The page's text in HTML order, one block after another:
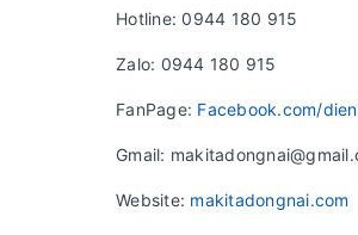
Hotline: 0944 180 915
Zalo: 0944 180 915
FanPage: Facebook.com/
Gmail:
Website: makitadongnai.com